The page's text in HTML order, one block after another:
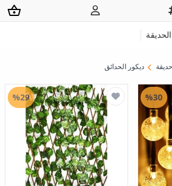
حديقة ديكور الحدائق
%30
%29